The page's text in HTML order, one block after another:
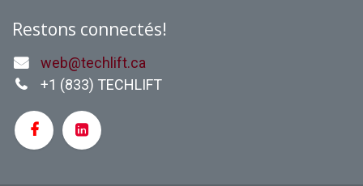
Restons connectés!
web@techlift.ca
+1 (833) TECHLIFT